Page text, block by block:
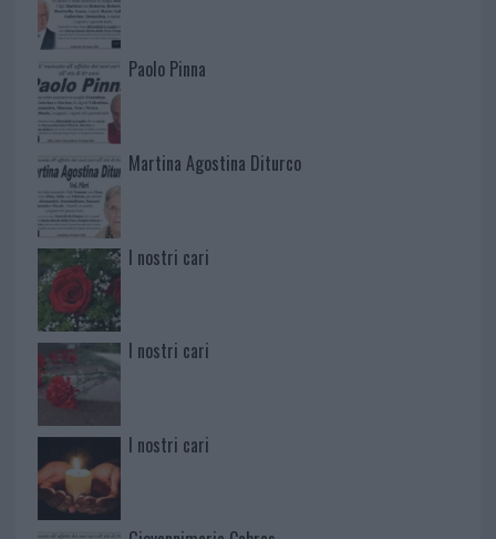
Paolo Pinna
Martina Agostina Diturco
I nostri cari
I nostri cari
I nostri cari